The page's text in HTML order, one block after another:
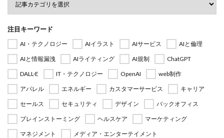
注目キーワード
AI・テクノロジー AIイラスト AIサービス
AIと倫理
AIと情報漏洩
AIライティング AI規制
ChatGPT
DALL·E
IT・テクノロジー OpenAI
web制作
アパレル
エネルギー カスタマーサービス
キャリア
セールス
セキュリティ デザイン
バックオフィス
ブレインストーミング
ヘルスケア
マーケティング
マネジメント
メディア・エンターテイメント